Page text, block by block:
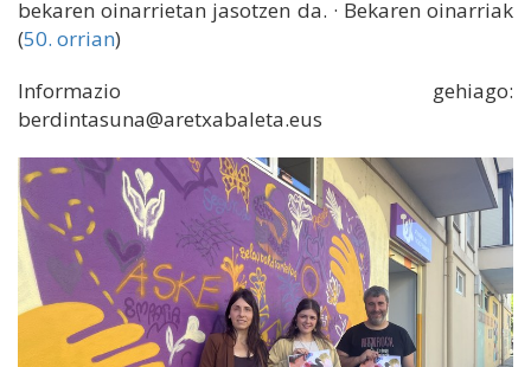
bekaren oinarrietan jasotzen da. · Bekaren oinarriak
(50. orrian)
Informazio gehiago:
berdintasuna@aretxabaleta.eus